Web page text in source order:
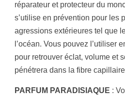
réparateur et protecteur du
s’utilise en prévention pour les
agressions extérieures tel que
l’océan. Vous pouvez l’utiliser
pour retrouver éclat, volume et
pénétrera dans la fibre
PARFUM PARADISIAQUE :